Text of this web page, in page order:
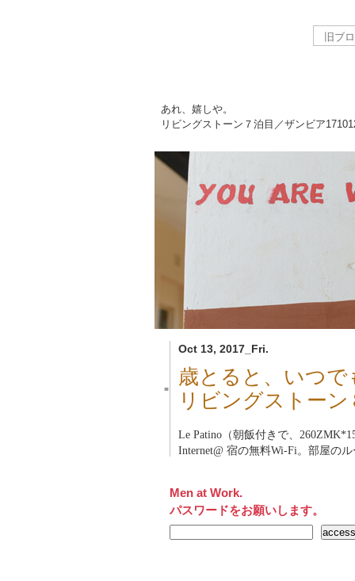
あれ、嬉しや。
リビングストーン７泊目／ザンビア
Oct 13, 2017_Fri.
■
歳とると、いつで
リビングストー
Le Patino（朝飯付きで、
Internet@ 宿の無料Wi-Fi。部屋の
Men at Work.
パスワードをお願いします。